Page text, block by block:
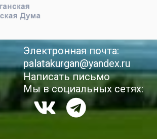
Электронная почта:
palatakurgan@yandex.ru
Написать письмо
Мы в социальных сетях: